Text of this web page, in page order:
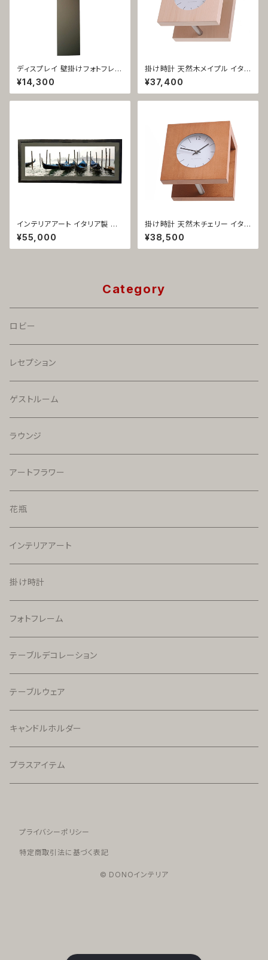
ディスプレイ 壁掛けフォトフレー
ム イタリア製 アルミ製 スリム
シルバー パーティコラーレ 1011
¥14,300
掛け時計 天然木メイプル イタリ
ア製 コートハンガー付き 安積伸
1093
¥37,400
インテリアアート イタリア製 フ
ォト額装 ヨーロッパ風 ベネチア
風景 1426
¥55,000
掛け時計 天然木チェリー イタリ
ア製 コートハンガー付き 安積伸
1099
¥38,500
Category
ロビー
レセプション
ゲストルーム
ラウンジ
アートフラワー
花瓶
インテリアアート
掛け時計
フォトフレーム
テーブルデコレーション
テーブルウェア
キャンドルホルダー
プラスアイテム
プライバシーポリシー
特定商取引法に基づく表記
© DONOインテリア